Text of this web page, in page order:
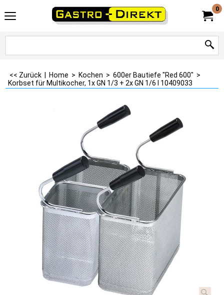
0
<< Zurück Home > Kochen > 600er Bautiefe "Red 600" >
Korbset für Multikocher, 1x GN 1/3 + 2x GN 1/6 I 10409033